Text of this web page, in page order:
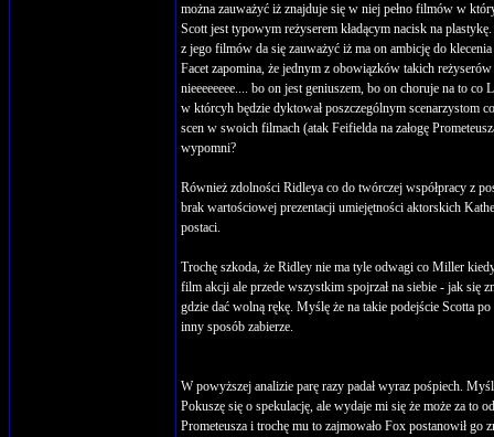
można zauważyć iż znajduje się w niej pełno filmów w
Scott jest typowym reżyserem kładącym nacisk na
z jego filmów da się zauważyć iż ma on ambicję do
Facet zapomina, że jednym z obowiązków takich
nieeeeeeee.... bo on jest geniuszem, bo on choruje na to
w którcyh będzie dyktował poszczególnym scenarzystom
scen w swoich filmach (atak Feifielda na załogę
wypomni?
Również zdolności Ridleya co do twórczej współpracy z
brak wartościowej prezentacji umiejętności aktorskich
postaci.
Trochę szkoda, że Ridley nie ma tyle odwagi co Miller
film akcji ale przede wszystkim spojrzał na siebie - jak się
gdzie dać wolną rękę. Myślę że na takie podejście Scotta
inny sposób zabierze.
W powyższej analizie parę razy padał wyraz pośpiech.
Pokuszę się o spekulację, ale wydaje mi się że może za
Prometeusza i trochę mu to zajmowało Fox postanowił